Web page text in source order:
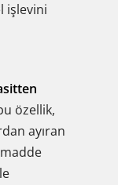
işlevini
özellik,
ayıran